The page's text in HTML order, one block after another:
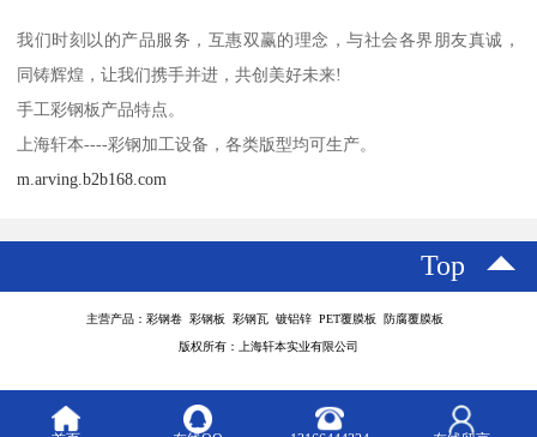
我们时刻以的产品服务，互惠双赢的理念，与社会各界朋友真诚，
同铸辉煌，让我们携手并进，共创美好未来!
手工彩钢板产品特点。
上海轩本----彩钢加工设备，各类版型均可生产。
m.arving.b2b168.com
Top
主营产品：彩钢卷 彩钢板 彩钢瓦 镀铝锌 PET覆膜板 防腐覆膜板
版权所有：上海轩本实业有限公司